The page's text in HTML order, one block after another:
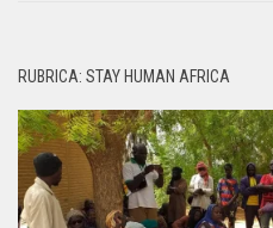
RUBRICA: STAY HUMAN AFRICA